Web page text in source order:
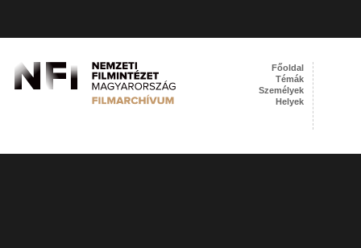
Főoldal
Témák
Személyek
Helyek